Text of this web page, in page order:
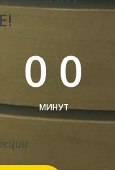
00
МИНУТ